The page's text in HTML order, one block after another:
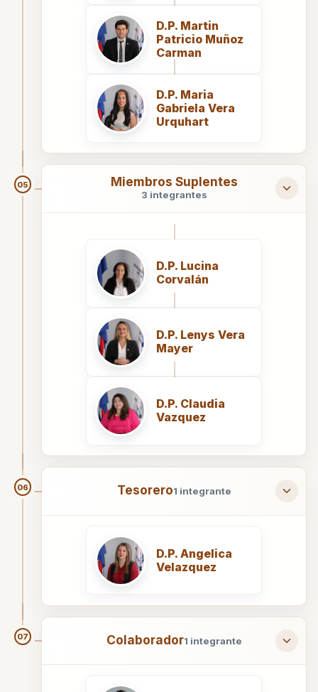
Anuario Jurídico de la Asociación de
Defensores Públicos del Paraguay
Revista Jurídica N° 7 - Año 2024
4 de diciembre de 2025
Aceptar cargo y solicitar copias simples
30 de septiembre de 2025
D.P. Martin
Patricio Muñoz
Carman
D.P. Maria
Gabriela Vera
Urquhart
05 Miembros Suplentes
3 integrantes
D.P. Lucina
Corvalán
D.P. Lenys Vera
Mayer
D.P. Claudia
Vazquez
06 Tesorero1 integrante
D.P. Angelica
Velazquez
07 Colaborador1 integrante